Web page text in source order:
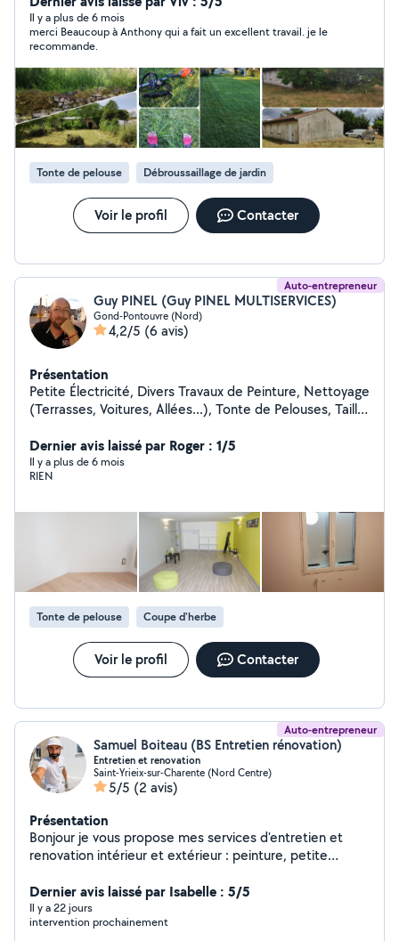
réparations, aménagement intérieur, montage de
mobilier, pose de clôture, pose de terrasse bois sur
plots). L'entretien de vos espaces verts (entretien parcs
et jardins, tonte, taille de haies, débroussaillage, petit
élagage, évacuation des végétaux, arrosage des
jardins). Le nettoyage courant du bâtiment (nettoyage
toiture, façade, terrasse, dallage, panneaux solaire,
piscine, monuments funéraires)
Il y a plus de 6 mois
merci Beaucoup à Anthony qui a fait un excellent travail. je le
recommande.
Tonte de pelouse Débroussaillage de jardin
Voir le profil Contacter
Auto-entrepreneur
Guy PINEL (Guy PINEL MULTISERVICES)
Gond-Pontouvre (Nord)
4,2/5 (6 avis)
Présentation
Petite Électricité, Divers Travaux de Peinture, Nettoyage
(Terrasses, Voitures, Allées...), Tonte de Pelouses, Taille
Livraison de Courses, Assistance Informatique, etc...
Dernier avis laissé par Roger : 1/5
Il y a plus de 6 mois
RIEN
Tonte de pelouse Coupe d'herbe
Voir le profil Contacter
Auto-entrepreneur
Samuel Boiteau (BS Entretien rénovation)
Entretien et renovation
Saint-Yrieix-sur-Charente (Nord Centre)
5/5 (2 avis)
Présentation
Bonjour je vous propose mes services d'entretien et
renovation intérieur et extérieur : peinture, petite
réparation des gouttière, réparation murette et
peinture grille fer forgé ..... travaux propre et soigné
merci
Dernier avis laissé par Isabelle : 5/5
Il y a 22 jours
intervention prochainement